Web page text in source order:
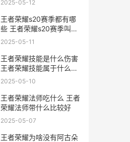
2025-05-12
王者荣耀s20赛季都有哪
些 王者荣耀s20赛季叫什
么
2025-05-11
王者荣耀技能是什么伤害
王者荣耀技能属于什么伤
害
2025-05-10
王者荣耀法师吃什么 王者
荣耀法师带什么比较好
2025-05-07
王者荣耀为啥没有阿古朵